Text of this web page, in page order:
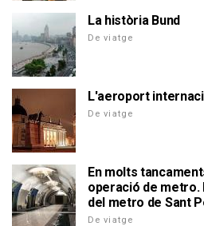
La història Bund
De viatge
L'aeroport
De viatge
En molts
operació de metro.
del metro de Sant
De viatge